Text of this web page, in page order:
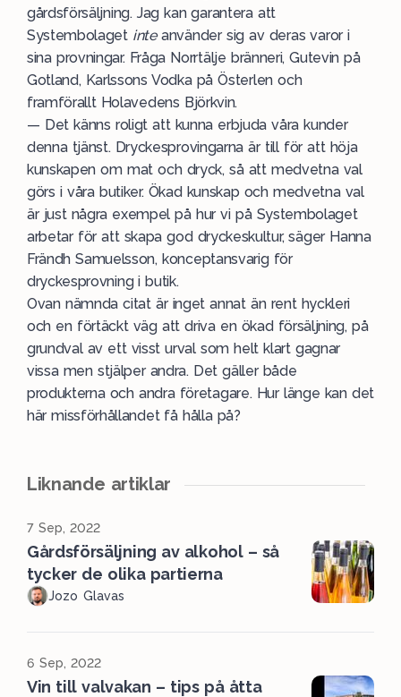
gårdsförsäljning. Jag kan garantera att
Systembolaget inteanvänder sig av deras varor i
sina provningar. Fråga Norrtälje bränneri, Gutevin på
Gotland, Karlssons Vodka på Österlen och
framförallt Holavedens Björkvin.
— Det känns roligt att kunna erbjuda våra kunder
denna tjänst. Dryckesprovingarna är till för att höja
kunskapen om mat och dryck, så att medvetna val
görs i våra butiker. Ökad kunskap och medvetna val
är just några exempel på hur vi på Systembolaget
arbetar för att skapa god dryckeskultur, säger Hanna
Frändh Samuelsson, konceptansvarig för
dryckesprovning i butik.
Ovan nämnda citat är inget annat än rent hyckleri
och en förtäckt väg att driva en ökad försäljning, på
grundval av ett visst urval som helt klart gagnar
vissa men stjälper andra. Det gäller både
produkterna och andra företagare. Hur länge kan det
här missförhållandet få hålla på?
Liknande artiklar
7 Sep, 2022
Gårdsförsäljning av alkohol – så
tycker de olika partierna
Jozo Glavas
6 Sep, 2022
Vin till valvakan – tips på åtta